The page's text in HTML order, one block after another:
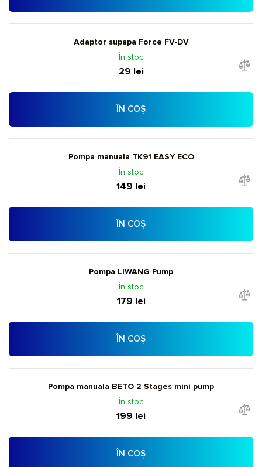
Adaptor supapa Force FV-DV
În stoc
29 lei
ÎN COȘ
Pompa manuala TK91 EASY ECO
În stoc
149 lei
ÎN COȘ
Pompa LIWANG Pump
În stoc
179 lei
ÎN COȘ
Pompa manuala BETO 2 Stages mini pump
În stoc
199 lei
ÎN COȘ